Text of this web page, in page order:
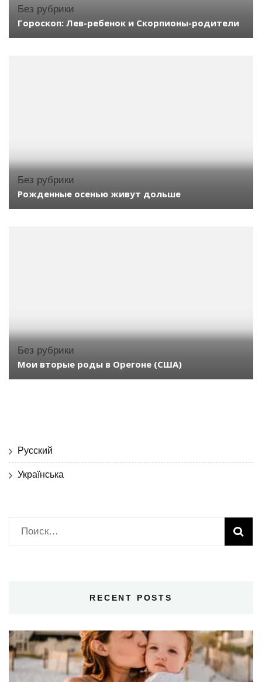
Без рубрики
Гороскоп: Лев-ребенок и Скорпионы-родители
Без рубрики
Рожденные осенью живут дольше
Без рубрики
Мои вторые роды в Орегоне (США)
Русский
Українська
Найти:
RECENT POSTS